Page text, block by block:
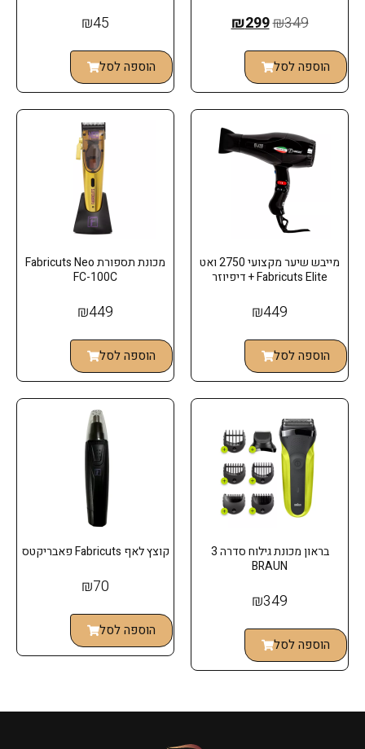
₪349
₪299
הוספה לסל
₪45
הוספה לסל
מייבש שיער מקצועי 2750 ואט
Fabricuts Elite + דיפיוזר
₪449
הוספה לסל
מכונת תספורת Fabricuts Neo
FC-100C
₪449
הוספה לסל
בראון מכונת גילוח סדרה 3
BRAUN
₪349
הוספה לסל
קוצץ לאף Fabricuts פאבריקטס
₪70
הוספה לסל